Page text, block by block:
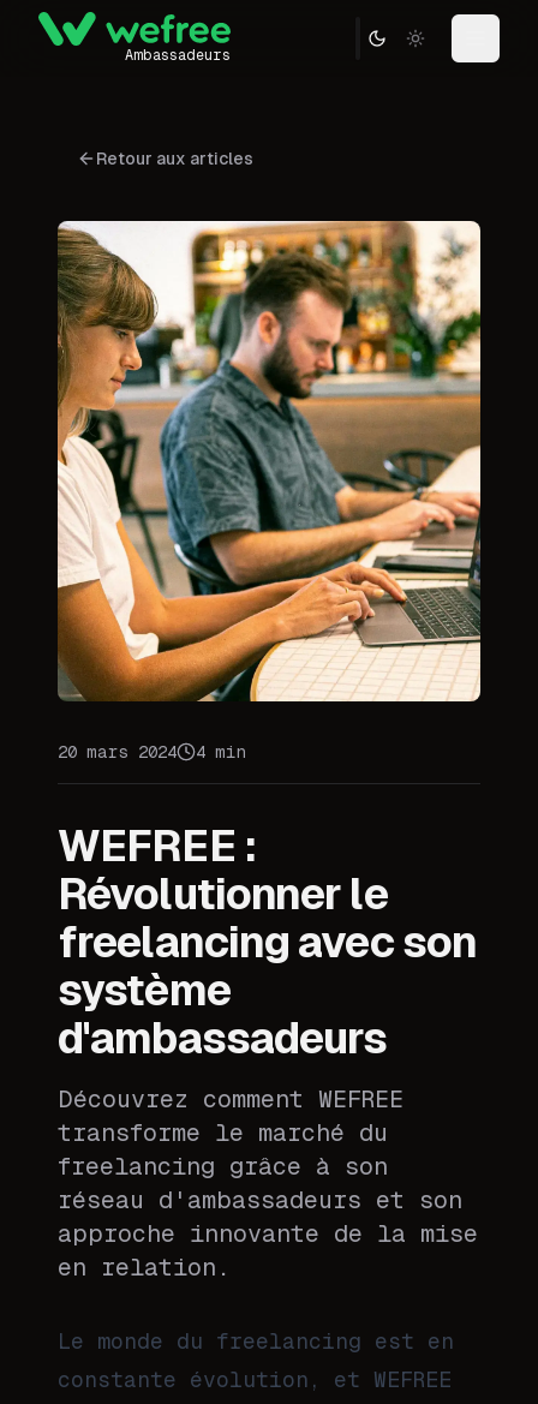
Ambassadeurs
Toggle
Retour aux articles
20 mars 2024 4 min
WEFREE :
Révolutionner le
freelancing avec son
système
d'ambassadeurs
Découvrez comment WEFREE
transforme le marché du
freelancing grâce à son
réseau d'ambassadeurs et son
approche innovante de la mise
en relation.
Le monde du freelancing est en
constante évolution, et WEFREE